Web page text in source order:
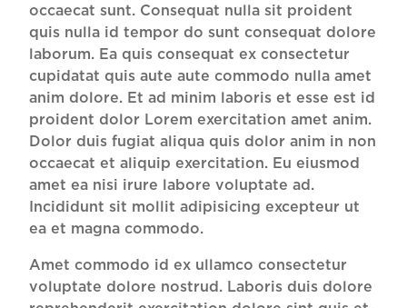
occaecat sunt. Consequat nulla sit proident
quis nulla id tempor do sunt consequat dolore
laborum. Ea quis consequat ex consectetur
cupidatat quis aute aute commodo nulla amet
anim dolore. Et ad minim laboris et esse est id
proident dolor Lorem exercitation amet anim.
Dolor duis fugiat aliqua quis dolor anim in non
occaecat et aliquip exercitation. Eu eiusmod
amet ea nisi irure labore voluptate ad.
Incididunt sit mollit adipisicing excepteur ut
ea et magna commodo.
Amet commodo id ex ullamco consectetur
voluptate dolore nostrud. Laboris duis dolore